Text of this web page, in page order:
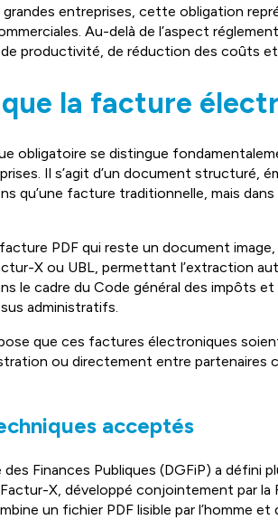
grandes entreprises, cette obligation
Au-delà de l’aspect
productivité, de réduction des coûts
que la facture
obligatoire se distingue
Il s’agit d’un document
qu’une facture traditionnelle, mais
PDF qui reste un document
X ou UBL, permettant l’extraction
le cadre du Code général des impôts
administratifs.
que ces factures électroniques
ou directement entre
acceptés
des Finances Publiques (DGFiP) a
X, développé conjointement par la
un fichier PDF lisible par l’homme